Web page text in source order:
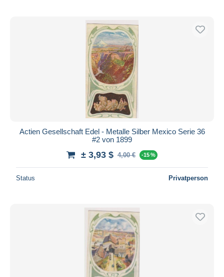
Actien Gesellschaft Edel - Metalle Silber Mexico Serie 36
#2 von 1899
± 3,93 $ 4,00 € -15 %
Status Privatperson